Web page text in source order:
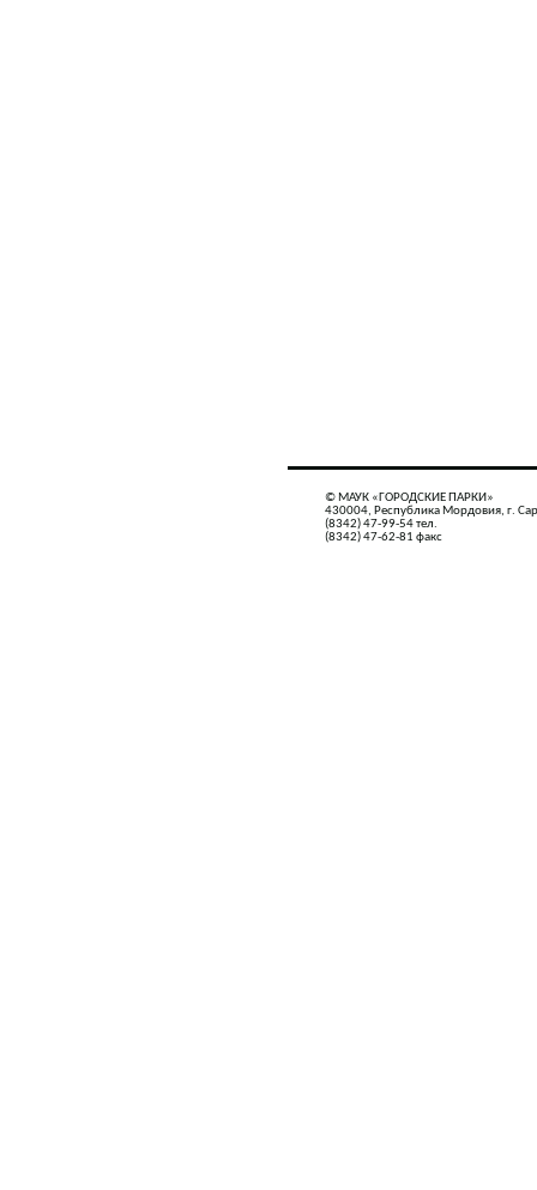
© МАУК «ГОРОДСКИЕ ПАРКИ»
430004, Республика Мордовия, г.
(8342) 47-99-54 тел.
(8342) 47-62-81 факс